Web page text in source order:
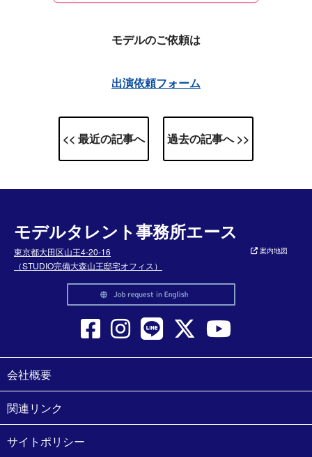
モデルのご依頼は
出演依頼フォーム
<< 最近の記事へ 過去の記事へ >>
モデルタレント事務所エース
東京都大田区山王4-20-16
（STUDIO完備大森山王邸宅オフィス）
案内地図
会社概要
関連リンク
サイトポリシー